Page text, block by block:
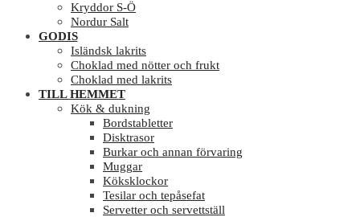
Kryddor S-Ö
Nordur Salt
GODIS
Isländsk lakrits
Choklad med nötter och frukt
Choklad med lakrits
TILL HEMMET
Kök & dukning
Bordstabletter
Disktrasor
Burkar och annan förvaring
Muggar
Köksklockor
Tesilar och tepåsefat
Servetter och servettställ